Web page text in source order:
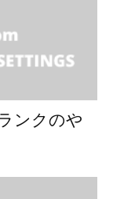
ンクのや